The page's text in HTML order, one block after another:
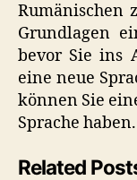
Rumänischen
Grundlagen
bevor Sie ins
eine neue
können Sie
Sprache haben.
Related